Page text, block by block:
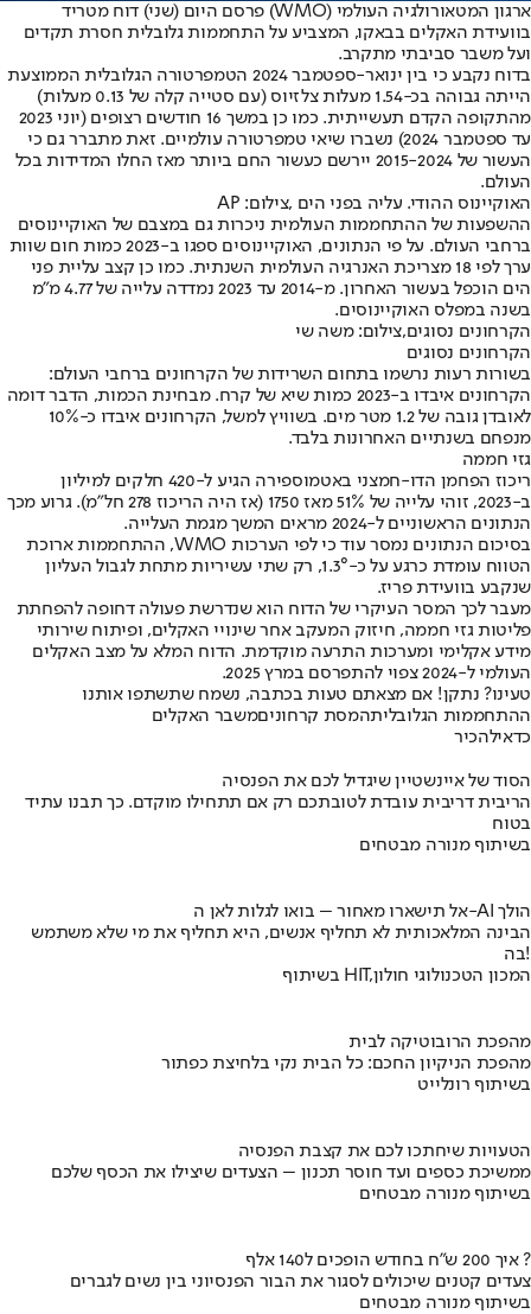
ארגון המטאורולגיה העולמי (WMO) פרסם היום (שני) דוח מטריד
בוועידת האקלים בבאקו, המצביע על התחממות גלובלית חסרת תקדים
ועל משבר סביבתי מתקרב.
בדוח נקבע כי בין ינואר-ספטמבר 2024 הטמפרטורה הגלובלית הממוצעת
הייתה גבוהה בכ-1.54 מעלות צלזיוס (עם סטייה קלה של 0.13 מעלות)
מהתקופה הקדם תעשייתית. כמו כן במשך 16 חודשים רצופים (יוני 2023
עד ספטמבר 2024) נשברו שיאי טמפרטורה עולמיים. זאת מתברר גם כי
העשור של 2015-2024 יירשם כעשור החם ביותר מאז החלו המדידות בכל
העולם.
האוקיינוס ההודי. עליה בפני הים ,צילום: AP
ההשפעות של ההתחממות העולמית ניכרות גם במצבם של האוקיינוסים
ברחבי העולם. על פי הנתונים, האוקיינוסים ספגו ב-2023 כמות חום שוות
ערך לפי 18 מצריכת האנרגיה העולמית השנתית. כמו כן קצב עליית פני
הים הוכפל בעשור האחרון. מ-2014 עד 2023 נמדדה עלייה של 4.77 מ"מ
בשנה במפלס האוקיינוסים.
הקרחונים נסוגים,צילום: משה שי
הקרחונים נסוגים
בשורות רעות נרשמו בתחום השרידות של הקרחונים ברחבי העולם:
הקרחונים איבדו ב-2023 כמות שיא של קרח. מבחינת הכמות, הדבר דומה
לאובדן גובה של 1.2 מטר מים. בשוויץ למשל, הקרחונים איבדו כ-10%
מנפחם בשנתיים האחרונות בלבד.
גזי חממה
ריכוז הפחמן הדו-חמצני באטמוספירה הגיע ל-420 חלקים למיליון
ב-2023, זוהי עלייה של 51% מאז 1750 (אז היה הריכוז 278 חל"מ). גרוע מכך
הנתונים הראשוניים ל-2024 מראים המשך מגמת העלייה.
בסיכום הנתונים נמסר עוד כי לפי הערכות WMO, ההתחממות ארוכת
הטווח עומדת כרגע על כ-1.3°, רק שתי עשיריות מתחת לגבול העליון
שנקבע בוועידת פריז.
מעבר לכך המסר העיקרי של הדוח הוא שנדרשת פעולה דחופה להפחתת
פליטות גזי חממה, חיזוק המעקב אחר שינויי האקלים, ופיתוח שירותי
מידע אקלימי ומערכות התרעה מוקדמת. הדוח המלא על מצב האקלים
העולמי ל-2024 צפוי להתפרסם במרץ 2025.
טעינו? נתקן! אם מצאתם טעות בכתבה, נשמח שתשתפו אותנו
ההתחממות הגלובליתהמסת קרחוניםמשבר האקלים
כדאילהכיר
הסוד של איינשטיין שיגדיל לכם את הפנסיה
הריבית דריבית עובדת לטובתכם רק אם תתחילו מוקדם. כך תבנו עתיד
בטוח
בשיתוף מנורה מבטחים
אל תישארו מאחור – בואו לגלות לאן ה-AI הולך
הבינה המלאכותית לא תחליף אנשים, היא תחליף את מי שלא משתמש
בה!
בשיתוף HIT,המכון הטכנולוגי חולון
מהפכת הרובוטיקה לבית
מהפכת הניקיון החכם: כל הבית נקי בלחיצת כפתור
בשיתוף רונלייט
הטעויות שיחתכו לכם את קצבת הפנסיה
ממשיכת כספים ועד חוסר תכנון – הצעדים שיצילו את הכסף שלכם
בשיתוף מנורה מבטחים
איך 200 ש"ח בחודש הופכים ל140 אלף ?
צעדים קטנים שיכולים לסגור את הבור הפנסיוני בין נשים לגברים
בשיתוף מנורה מבטחים